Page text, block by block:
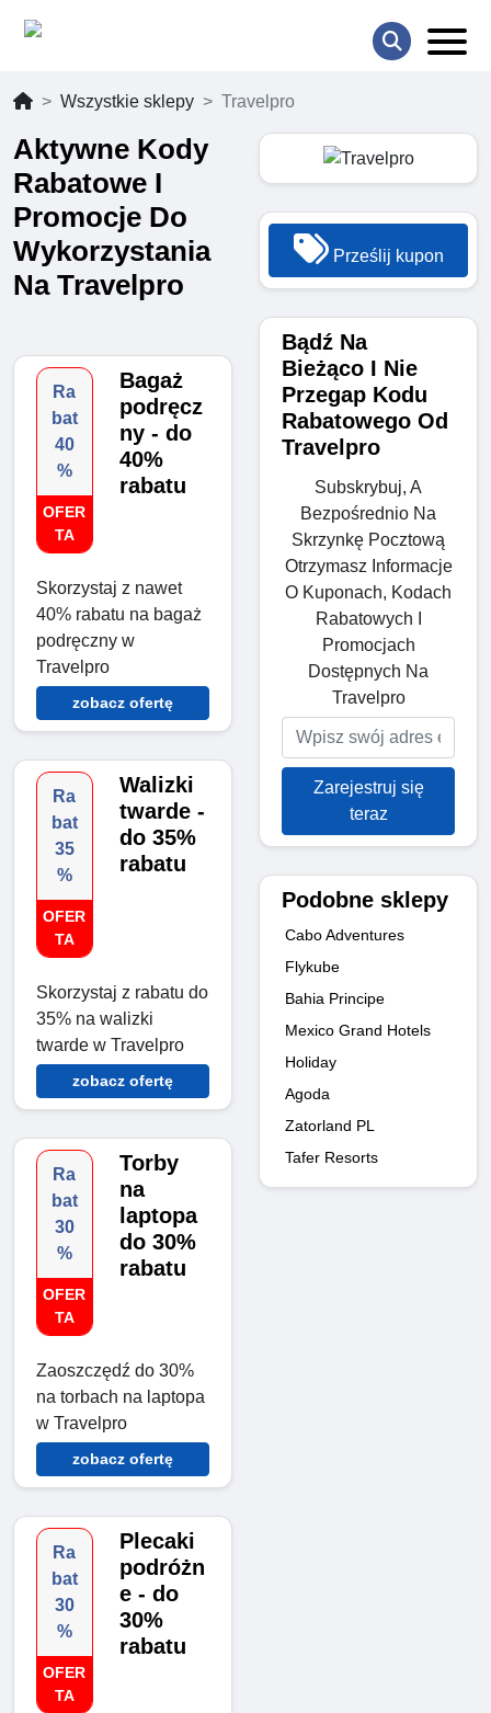
Wszystkie sklepy Travelpro
Aktywne Kody
Rabatowe I
Promocje Do
Wykorzystania
Na Travelpro
Ra
bat
40
%
OFER
TA
Bagaż
podręcz
ny - do
40%
rabatu
Skorzystaj z nawet
40% rabatu na bagaż
podręczny w
Travelpro
zobacz ofertę
Ra
bat
35
%
OFER
TA
Walizki
twarde -
do 35%
rabatu
Skorzystaj z rabatu do
35% na walizki
twarde w Travelpro
zobacz ofertę
Ra
bat
30
%
OFER
TA
Torby
na
laptopa
do 30%
rabatu
Zaoszczędź do 30%
na torbach na laptopa
w Travelpro
zobacz ofertę
Ra
bat
30
%
OFER
TA
Plecaki
podróżn
e - do
30%
rabatu
Prześlij kupon
Bądź Na
Bieżąco I Nie
Przegap Kodu
Rabatowego Od
Travelpro
Subskrybuj, A
Bezpośrednio Na
Skrzynkę Pocztową
Otrzymasz Informacje
O Kuponach, Kodach
Rabatowych I
Promocjach
Dostępnych Na
Travelpro
Zarejestruj się
teraz
Podobne sklepy
Cabo Adventures
Flykube
Bahia Principe
Mexico Grand Hotels
Holiday
Agoda
Zatorland PL
Tafer Resorts